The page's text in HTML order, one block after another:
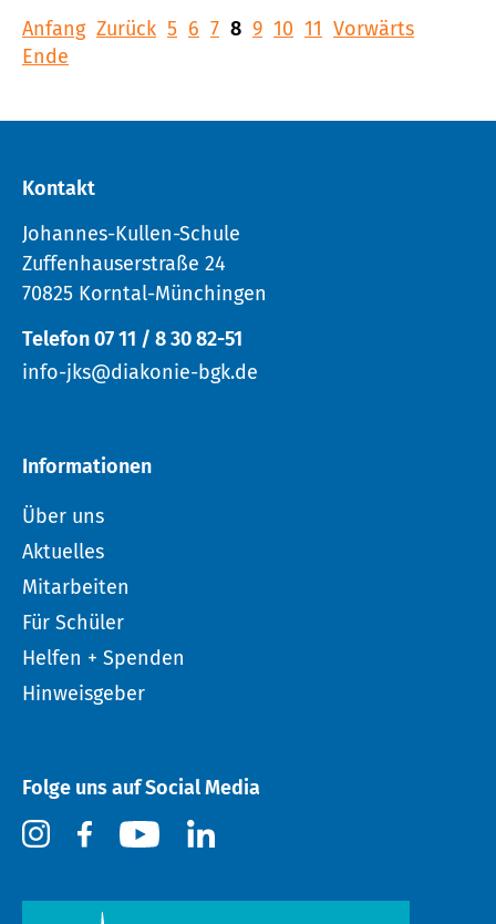
Anfang Zurück 5 6 7 8 9 10 11 Vorwärts
Ende
Kontakt
Johannes-Kullen-Schule
Zuffenhauserstraße 24
70825 Korntal-Münchingen
Telefon 07 11 / 8 30 82-51
info-jks@diakonie-bgk.de
Informationen
Über uns
Aktuelles
Mitarbeiten
Für Schüler
Helfen + Spenden
Hinweisgeber
Folge uns auf Social Media